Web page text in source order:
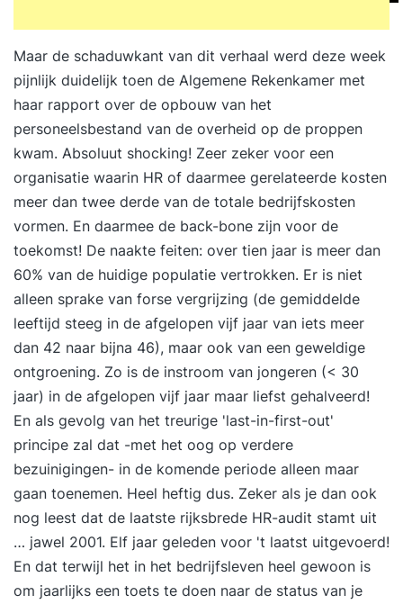
Maar de schaduwkant van dit verhaal werd deze week
pijnlijk duidelijk toen de Algemene Rekenkamer met
haar rapport over de opbouw van het
personeelsbestand van de overheid op de proppen
kwam. Absoluut shocking! Zeer zeker voor een
organisatie waarin HR of daarmee gerelateerde kosten
meer dan twee derde van de totale bedrijfskosten
vormen. En daarmee de back-bone zijn voor de
toekomst! De naakte feiten: over tien jaar is meer dan
60% van de huidige populatie vertrokken. Er is niet
alleen sprake van forse vergrijzing (de gemiddelde
leeftijd steeg in de afgelopen vijf jaar van iets meer
dan 42 naar bijna 46), maar ook van een geweldige
ontgroening. Zo is de instroom van jongeren (< 30
jaar) in de afgelopen vijf jaar maar liefst gehalveerd!
En als gevolg van het treurige 'last-in-first-out'
principe zal dat -met het oog op verdere
bezuinigingen- in de komende periode alleen maar
gaan toenemen. Heel heftig dus. Zeker als je dan ook
nog leest dat de laatste rijksbrede HR-audit stamt uit
… jawel 2001. Elf jaar geleden voor 't laatst uitgevoerd!
En dat terwijl het in het bedrijfsleven heel gewoon is
om jaarlijks een toets te doen naar de status van je